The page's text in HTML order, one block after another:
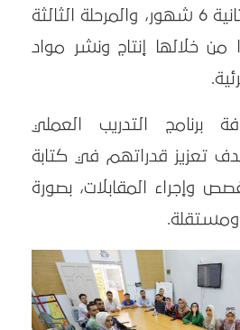
شهور، والمرحلة الثانية 6 شهور، والمرحلة الثالثة
من خلالها إنتاج ونشر مواد
برنامج التدريب العملي
تعزيز قدراتهم في كتابة
وإجراء المقابلات، بصورة